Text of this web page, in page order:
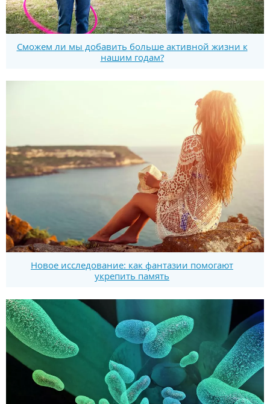
Сможем ли мы добавить больше активной жизни к
нашим годам?
Новое исследование: как фантазии помогают
укрепить память